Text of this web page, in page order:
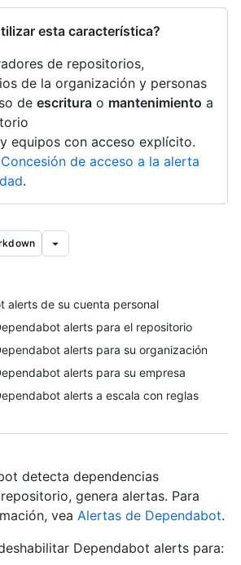
esta característica?
de repositorios,
de la organización y personas
de escritura o mantenimiento a
equipos con acceso explícito.
Concesión de acceso a la alerta
.
alerts de su cuenta personal
alerts para el repositorio
alerts para su organización
alerts para su empresa
alerts a escala con reglas
detecta dependencias
genera alertas. Para
vea Alertas de Dependabot.
Dependabot alerts para: